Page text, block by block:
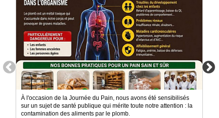
À l'occasion de la Journée du Pain, nous avons été sensibilisés
sur un sujet de santé publique qui mérite toute notre attention : la
contamination des aliments par le plomb.